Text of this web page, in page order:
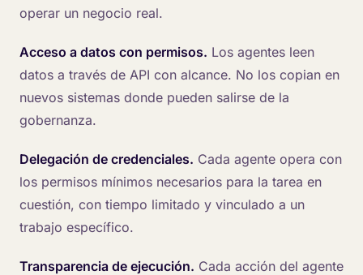
operar un negocio real.
Acceso a datos con permisos. Los agentes leen
datos a través de API con alcance. No los copian en
nuevos sistemas donde pueden salirse de la
gobernanza.
Delegación de credenciales. Cada agente opera con
los permisos mínimos necesarios para la tarea en
cuestión, con tiempo limitado y vinculado a un
trabajo específico.
Transparencia de ejecución. Cada acción del agente